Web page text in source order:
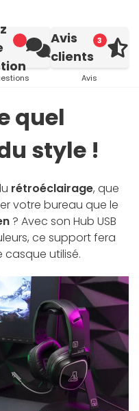
3
Avis
clients
Avis
quel
style !
rétroéclairage, que
votre bureau que le
? Avec son Hub USB
ce support fera
utilisé.